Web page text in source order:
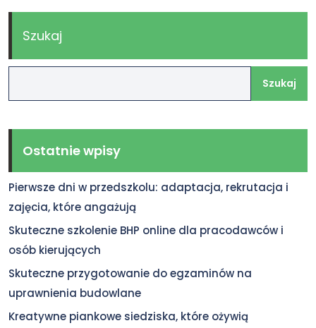
Szukaj
Szukaj
Ostatnie wpisy
Pierwsze dni w przedszkolu: adaptacja, rekrutacja i
zajęcia, które angażują
Skuteczne szkolenie BHP online dla pracodawców i
osób kierujących
Skuteczne przygotowanie do egzaminów na
uprawnienia budowlane
Kreatywne piankowe siedziska, które ożywią